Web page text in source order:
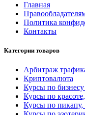
Главная
Политика
Контакты
Категории товаров
Арбитраж
Криптовалюта
Курсы по
Курсы по
Курсы по пикапу,